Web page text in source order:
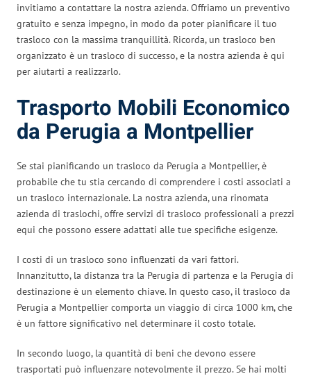
invitiamo a contattare la nostra azienda. Offriamo un preventivo
gratuito e senza impegno, in modo da poter pianificare il tuo
trasloco con la massima tranquillità. Ricorda, un trasloco ben
organizzato è un trasloco di successo, e la nostra azienda è qui
per aiutarti a realizzarlo.
Trasporto Mobili Economico
da Perugia a Montpellier
Se stai pianificando un trasloco da Perugia a Montpellier, è
probabile che tu stia cercando di comprendere i costi associati a
un trasloco internazionale. La nostra azienda, una rinomata
azienda di traslochi, offre servizi di trasloco professionali a prezzi
equi che possono essere adattati alle tue specifiche esigenze.
I costi di un trasloco sono influenzati da vari fattori.
Innanzitutto, la distanza tra la Perugia di partenza e la Perugia di
destinazione è un elemento chiave. In questo caso, il trasloco da
Perugia a Montpellier comporta un viaggio di circa 1000 km, che
è un fattore significativo nel determinare il costo totale.
In secondo luogo, la quantità di beni che devono essere
trasportati può influenzare notevolmente il prezzo. Se hai molti